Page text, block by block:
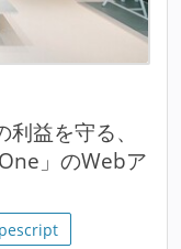
益を守る、
」のWebア